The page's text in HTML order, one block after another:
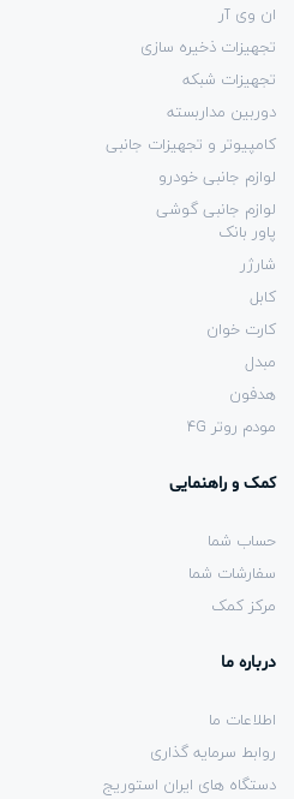
ان وی آر
تجهیزات ذخیره سازی
تجهیزات شبکه
دوربین مداربسته
کامپیوتر و تجهیزات جانبی
لوازم جانبی خودرو
لوازم جانبی گوشی
پاور بانک
شارژر
کابل
کارت خوان
مبدل
هدفون
مودم روتر 4G
کمک و راهنمایی
حساب شما
سفارشات شما
مرکز کمک
درباره ما
اطلاعات ما
روابط سرمایه گذاری
دستگاه های ایران استوریج